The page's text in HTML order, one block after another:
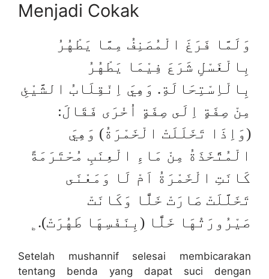
Menjadi Cokak
وَلَمَّا فَرَغَ الْمُصَنِفُ مِمَّا يَطْهُرُ
بِالْغَسْلِ شَرَعَ فِيْمَا يَطْهُرُ
بِالْاِسْتِحَالَةِ. وَهِيَ اِنْقِلَابُ الشَّيْئِ
مِنْ صِفَةٍ اِلَى صِفَةٍ اُخْرَى فَقَالَ:
(وَاِذَا تَخَلَلَتْ الْخَمْرَةُ) وَهِيَ
الْمُتَّخَذَةُ مِنْ مَاءِ الْعِنَبِ مُحْتَرَمَةً
كَانَتِ الْخَمْرَةُ اَمْ لَا وَمَعْنَى
تَخَلَّلَتْ صَارَتْ خَلًّا وَكَانَتْ
صَيْرُورَتُهَا خَلًّا (بِنَفْسِهَا طَهُرَتْ).﯁
Setelah mushannif selesai membicarakan
tentang benda yang dapat suci dengan